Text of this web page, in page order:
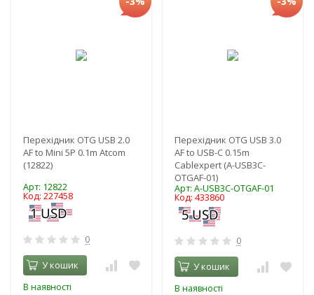
Перехідник OTG USB 2.0
AF to Mini 5P 0.1m Atcom
(12822)
Арт: 12822
Код: 227458
0
У кошик
В наявності
Перехідник OTG USB 3.0
AF to USB-C 0.15m
Cablexpert (A-USB3C-
OTGAF-01)
Арт: A-USB3C-OTGAF-01
Код: 433860
0
У кошик
В наявності